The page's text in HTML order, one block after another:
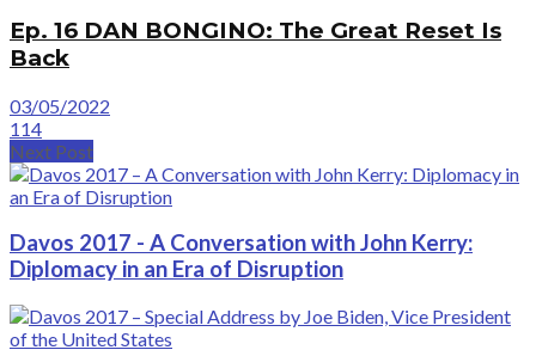
Ep. 16 DAN BONGINO: The Great Reset Is
Back
03/05/2022
114
Next Post
Davos 2017 - A Conversation with John Kerry:
Diplomacy in an Era of Disruption